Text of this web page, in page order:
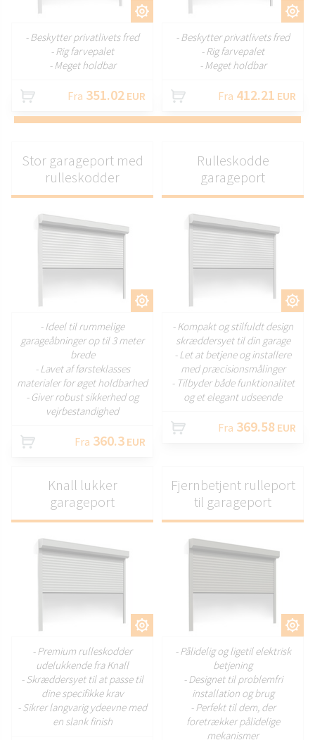
- Beskytter privatlivets fred
- Rig farvepalet
- Meget holdbar
Fra 351.02 EUR
- Beskytter privatlivets fred
- Rig farvepalet
- Meget holdbar
Fra 412.21 EUR
TILPAS
Stor garageport med
rulleskodder
- Ideel til rummelige
garageåbninger op til 3 meter
brede
- Lavet af førsteklasses
materialer for øget holdbarhed
- Giver robust sikkerhed og
vejrbestandighed
Fra 360.3 EUR
TILPAS
Rulleskodde
garageport
- Kompakt og stilfuldt design
skræddersyet til din garage
- Let at betjene og installere
med præcisionsmålinger
- Tilbyder både funktionalitet
og et elegant udseende
Fra 369.58 EUR
TILPAS
Knall lukker
garageport
- Premium rulleskodder
udelukkende fra Knall
- Skræddersyet til at passe til
dine specifikke krav
- Sikrer langvarig ydeevne med
en slank finish
TILPAS
Fjernbetjent rulleport
til garageport
- Pålidelig og ligetil elektrisk
betjening
- Designet til problemfri
installation og brug
- Perfekt til dem, der
foretrækker pålidelige
mekanismer